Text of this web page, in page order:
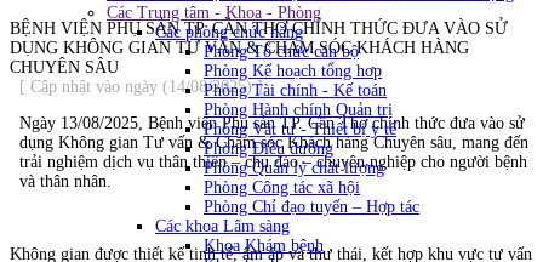
Các Trung tâm - Khoa - Phòng
Các phòng chức năng
Phòng Tổ chức cán bộ
Phòng Kế hoạch tổng hơp
Phòng Tài chính - Kế toán
Phòng Hành chính Quản trị
Phòng Vật tư - Thiết bị y tế
Phòng Điều dưỡng
Phòng Quản lý chất lượng
Phòng Công tác xã hội
Phòng Chỉ đạo tuyến – Hợp tác
Các khoa Lâm sàng
Khoa Khám bệnh
BỆNH VIỆN PHỤ SẢN TP. CẦN THƠ CHÍNH THỨC ĐƯA VÀO SỬ
DỤNG KHÔNG GIAN TƯ VẤN & CHĂM SÓC KHÁCH HÀNG
CHUYÊN SÂU
[ Cập nhật vào ngày (14/08/2025) ]
Ngày 13/08/2025, Bệnh viện Phụ sản TP. Cần Thơ chính thức đưa vào sử
dụng Không gian Tư vấn & Chăm sóc Khách hàng Chuyên sâu, mang đến
trải nghiệm dịch vụ thân thiện – chu đáo – chuyên nghiệp cho người bệnh
và thân nhân.
Không gian được thiết kế tinh tế, ấm áp và thư thái, kết hợp khu vực tư vấn